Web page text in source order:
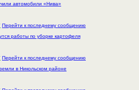
автомобили «Нива»
Перейти к последнему сообщению
работы по уборке картофеля
Перейти к последнему сообщению
в Никольском районе